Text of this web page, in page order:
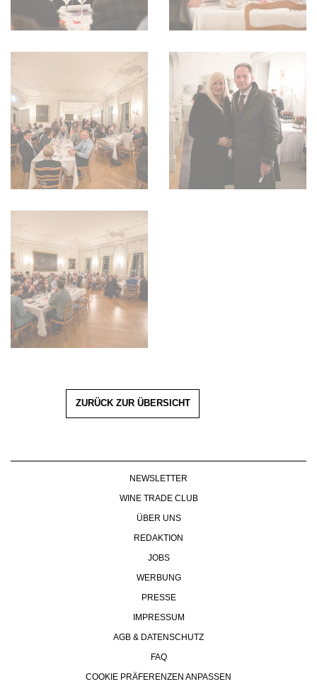
ZURÜCK ZUR ÜBERSICHT
NEWSLETTER
WINE TRADE CLUB
ÜBER UNS
REDAKTION
JOBS
WERBUNG
PRESSE
IMPRESSUM
AGB & DATENSCHUTZ
FAQ
COOKIE PRÄFERENZEN ANPASSEN